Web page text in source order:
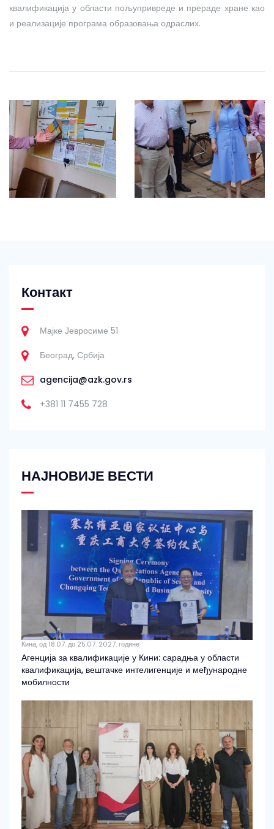
квалификација у области пољупривреде и прераде хране као
и реализације програма образовања одраслих.
Контакт
Мајке Јевросиме 51
Београд, Србија
agencija@azk.gov.rs
+381 11 7455 728
НАЈНОВИЈЕ ВЕСТИ
Кина, од 18.07. до 25.07. 2027. године
Агенција за квалификације у Кини: сарадња у области
квалификација, вештачке интелигенције и међународне
мобилности